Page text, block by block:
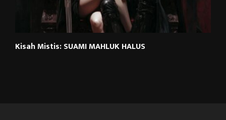
Kisah Mistis: SUAMI MAHLUK HALUS